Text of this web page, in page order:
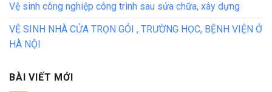
Vệ sinh công nghiệp công trình sau sửa chữa, xây dựng
VỆ SINH NHÀ CỬA TRỌN GÓI , TRƯỜNG HỌC, BỆNH VIỆN Ở
HÀ NỘI
BÀI VIẾT MỚI